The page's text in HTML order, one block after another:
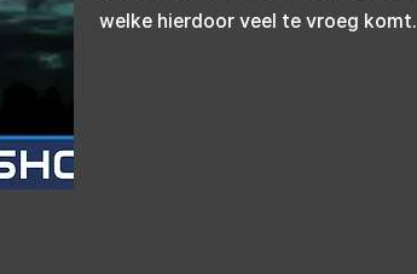
welke hierdoor veel te vroeg komt.